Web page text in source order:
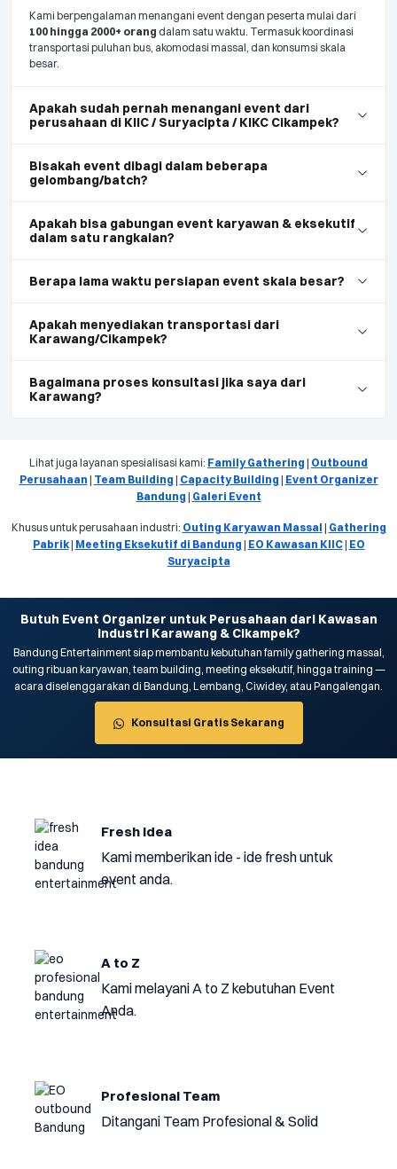
Kami berpengalaman menangani event dengan peserta mulai dari
100 hingga 2000+ orang dalam satu waktu. Termasuk koordinasi
transportasi puluhan bus, akomodasi massal, dan konsumsi skala
besar.
Apakah sudah pernah menangani event dari
perusahaan di KIIC / Suryacipta / KIKC Cikampek?
Bisakah event dibagi dalam beberapa
gelombang/batch?
Apakah bisa gabungan event karyawan & eksekutif
dalam satu rangkaian?
Berapa lama waktu persiapan event skala besar?
Apakah menyediakan transportasi dari
Karawang/Cikampek?
Bagaimana proses konsultasi jika saya dari
Karawang?
Lihat juga layanan spesialisasi kami: Family Gathering | Outbound
Perusahaan | Team Building | Capacity Building | Event Organizer
Bandung | Galeri Event
Khusus untuk perusahaan industri: Outing Karyawan Massal | Gathering
Pabrik| Meeting Eksekutif di Bandung | EO Kawasan KIIC| EO
Suryacipta
Butuh Event Organizer untuk Perusahaan dari Kawasan
Industri Karawang & Cikampek?
Bandung Entertainment siap membantu kebutuhan family gathering massal,
outing ribuan karyawan, team building, meeting eksekutif, hingga training —
acara diselenggarakan di Bandung, Lembang, Ciwidey, atau Pangalengan.
Konsultasi Gratis Sekarang
Fresh Idea
Kami memberikan ide - ide fresh untuk
event anda.
A to Z
Kami melayani A to Z kebutuhan Event
Anda.
Profesional Team
Ditangani Team Profesional & Solid